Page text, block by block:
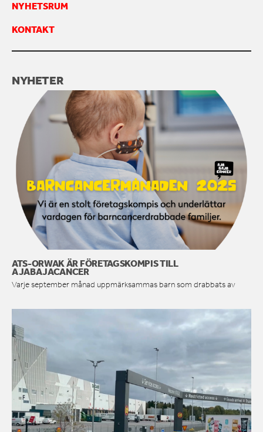
NYHETSRUM
KONTAKT
NYHETER
ATS-ORWAK ÄR FÖRETAGSKOMPIS TILL
AJABAJACANCER
Varje september månad uppmärksammas barn som drabbats av